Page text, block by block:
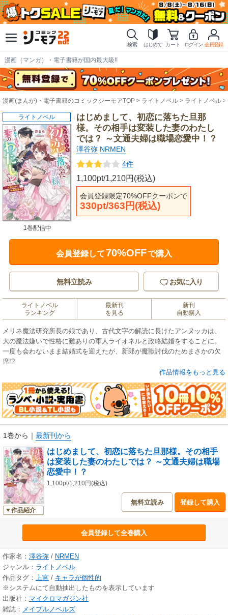
検索 はじめて カート ログイン 会員登録
漫画（マンガ）・電子書籍が国内最大級!!
漫画(まんが)・電子書籍のコミックシーモアTOP ライトノベル ライトノベル
はじめまして、初恋に落ちた旦那
様。その相手は変装した妻のわたし
では？ ～文通夫婦は職場恋愛中！？
澤谷弥 NRMEN
4件
1,100pt/1,210円(税込)
会員登録限定70%OFFクーポンで
330pt/363円(税込)
ライトノベル
1巻配信中
会員登録して70%OFFで購入
無料立読み お気に入り
ライトノベル
ランキング
最新刊
を見る
新刊
自動購入
メリネ魔法研究所長の娘であり、古代文字の解読に長けたアンヌッカは、
大の魔法嫌いで性格に難ありの軍人ライオネルと政略結婚をすることに。
一度も会わないまま結婚式を迎えたが、新郎が魔獣討伐のためまさかの欠
席!?
多忙を極め屋敷に帰らない夫との、手紙だけの冷めた夫婦生活が始まる。
ある日、研究所に王国軍への研究員派遣の依頼が届く。
唯一の適任者であったアンヌッカは軍人の妻として体裁を守るべく、
親戚の名前を借り変装をした上で、夫のいる王国軍へ出向いた。
そこで派遣研究員と上官として、思わぬ形で初めて顔を合わせることに。
ところがライオネルは変装した妻だと気づかず、
直属の部下と違って物怖じしない彼女に無自覚なまま惹かれていき――!?
作品情報をもっと見る
1巻から ｜ 最新刊から
作品紹介
はじめまして、初恋に落ちた旦那様。その相手
は変装した妻のわたしでは？ ～文通夫婦は職場
恋愛中！？
1,100pt/1,210円(税込)
無料立読み 登録して購入
会員登録して全巻購入
作家名： 澤谷弥 / NRMEN
ジャンル： ライトノベル
作品タグ：
上官 / キャラが個性的
※システムにて自動抽出したものを表示しています
出版社： マイクロマガジン社
雑誌： メイプルノベルズ